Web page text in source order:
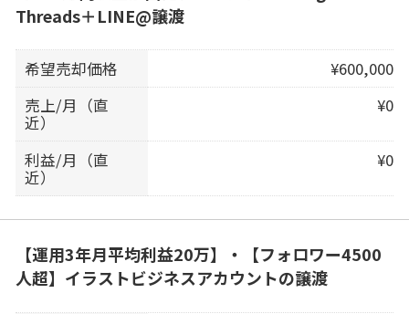
Threads＋LINE@譲渡
希望売却価格
¥600,000
売上/月（直
近）
¥0
利益/月（直
近）
¥0
【運用3年月平均利益20万】・【フォロワー4500
人超】イラストビジネスアカウントの譲渡